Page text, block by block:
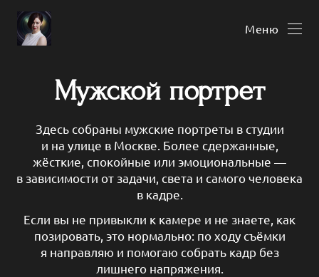
Меню
Мужской портрет
Здесь собраны мужские портреты в студии
и на улице в Москве. Более сдержанные,
жёсткие, спокойные или эмоциональные —
в зависимости от задачи, света и самого человека
в кадре.
Если вы не привыкли к камере и не знаете, как
позировать, это нормально: по ходу съёмки
я направляю и помогаю собрать кадр без
лишнего напряжения.